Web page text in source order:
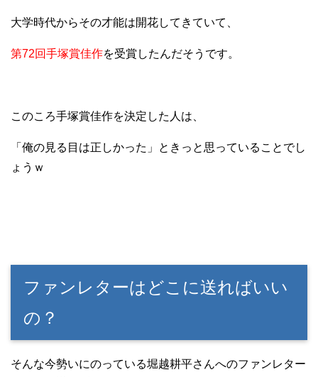
大学時代からその才能は開花してきていて、
第72回手塚賞佳作を受賞したんだそうです。
このころ手塚賞佳作を決定した人は、
「俺の見る目は正しかった」ときっと思っていることでし
ょうｗ
ファンレターはどこに送ればいい
の？
そんな今勢いにのっている堀越耕平さんへのファンレター